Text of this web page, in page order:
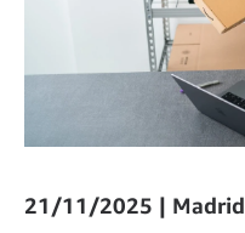
21/11/2025 | Madrid